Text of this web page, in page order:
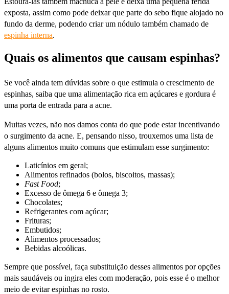
exposta, assim como pode deixar que parte do sebo fique alojado no
fundo da derme, podendo criar um nódulo também chamado de
espinha interna.
Quais os alimentos que causam espinhas?
Se você ainda tem dúvidas sobre o que estimula o crescimento de
espinhas, saiba que uma alimentação rica em açúcares e gordura é
uma porta de entrada para a acne.
Muitas vezes, não nos damos conta do que pode estar incentivando
o surgimento da acne. E, pensando nisso, trouxemos uma lista de
alguns alimentos muito comuns que estimulam esse surgimento:
Laticínios em geral;
Alimentos refinados (bolos, biscoitos, massas);
Fast Food;
Excesso de ômega 6 e ômega 3;
Chocolates;
Refrigerantes com açúcar;
Frituras;
Embutidos;
Alimentos processados;
Bebidas alcoólicas.
Sempre que possível, faça substituição desses alimentos por opções
mais saudáveis ou ingira eles com moderação, pois esse é o melhor
meio de evitar espinhas no rosto.